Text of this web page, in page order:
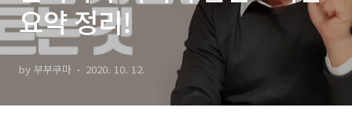
요약 정리!
by 부부쿠마 2020. 10. 12.